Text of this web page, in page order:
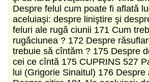
Despre felul cum poate fi aflată
aceluiaşi: despre liniştire şi
feluri ale rugă­ ciunii 171 Cum
rugăciunea ? 172 Despre
trebuie să cîntăm ? 175 Despre
cei ce cîntă 175 CUPRINS 527
lui (Grigorie Sinaitul) 176 Despre